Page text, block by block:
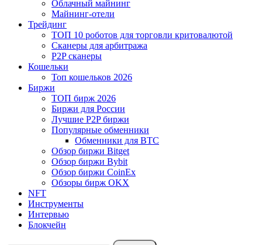
Облачный майнинг
Майнинг-отели
Трейдинг
ТОП 10 роботов для торговли критовалютой
Сканеры для арбитража
P2P сканеры
Кошельки
Топ кошельков 2026
Биржи
ТОП бирж 2026
Биржи для России
Лучшие P2P биржи
Популярные обменники
Обменники для BTC
Обзор биржи Bitget
Обзор биржи Bybit
Обзор биржи CoinEx
Обзоры бирж OKX
NFT
Инструменты
Интервью
Блокчейн